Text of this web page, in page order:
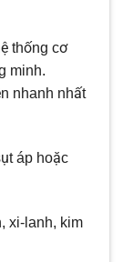
thống cơ
minh.
nhanh nhất
áp hoặc
xi-lanh, kim